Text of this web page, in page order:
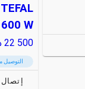
W
22 500
التوصيل
إتصال